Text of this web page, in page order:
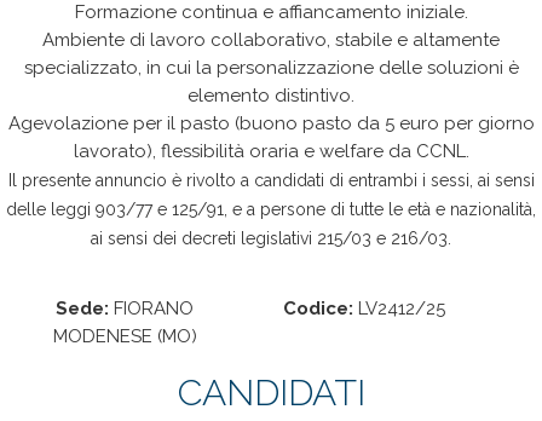
Formazione continua e affiancamento iniziale.
Ambiente di lavoro collaborativo, stabile e altamente
specializzato, in cui la personalizzazione delle soluzioni è
elemento distintivo.
Agevolazione per il pasto (buono pasto da 5 euro per giorno
lavorato), flessibilità oraria e welfare da CCNL.
Il presente annuncio è rivolto a candidati di entrambi i sessi, ai sensi
delle leggi 903/77 e 125/91, e a persone di tutte le età e nazionalità,
ai sensi dei decreti legislativi 215/03 e 216/03.
Sede: FIORANO
MODENESE (MO)
Codice: LV2412/25
CANDIDATI